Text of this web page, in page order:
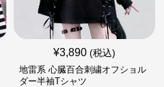
¥3,890 (税込)
地雷系 心臓百合刺繍オフショル
ダー半袖Tシャツ